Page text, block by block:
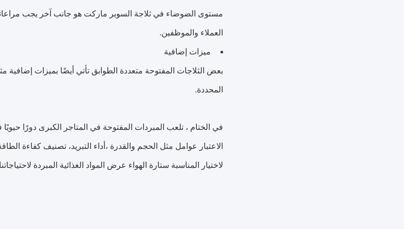
مستوى الضوضاء في ثلاجة السوبر ماركت هو جانب آخر يجب
العملاء والموظفين.
ميزات إضافية
بعض الثلاجات المفتوحة متعددة الطوابق تأتي أيضًا بميزات إضافية مثل
المحددة.
في الختام ، تلعب المبردات المفتوحة في المتاجر الكبرى دورًا
الاعتبار عوامل مثل الحجم والقدرة ،أداء التبريد، تصنيف كفاءة
لاختيار المناسبة ستارة الهواء عرض المواد الغذائية المبردة